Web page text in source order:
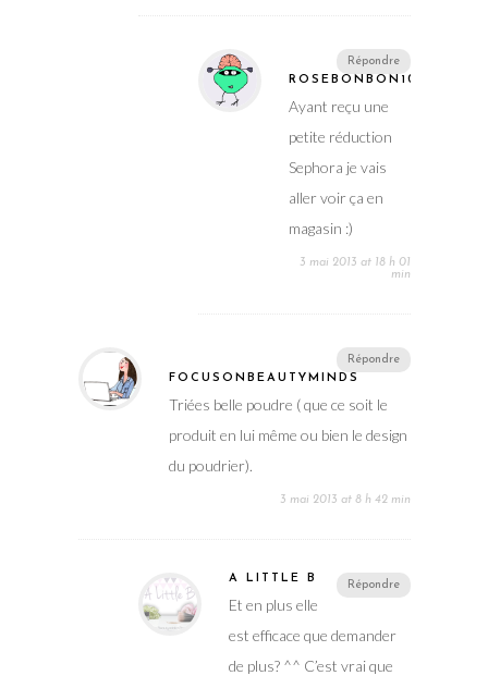
Répondre
ROSEBONBON10
Ayant reçu une
petite réduction
Sephora je vais
aller voir ça en
magasin :)
3 mai 2013 at 18 h 01
min
Répondre
FOCUSONBEAUTYMINDS
Triées belle poudre ( que ce soit le
produit en lui même ou bien le design
du poudrier).
3 mai 2013 at 8 h 42 min
Répondre
A LITTLE B
Et en plus elle
est efficace que demander
de plus? ^^ C’est vrai que